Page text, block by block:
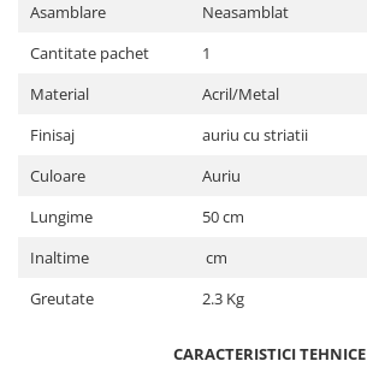
Asamblare
Neasamblat
Cantitate pachet
1
Material
Acril/Metal
Finisaj
auriu cu striatii
Culoare
Auriu
Lungime
50 cm
Inaltime
cm
Greutate
2.3 Kg
CARACTERISTICI TEHNICE